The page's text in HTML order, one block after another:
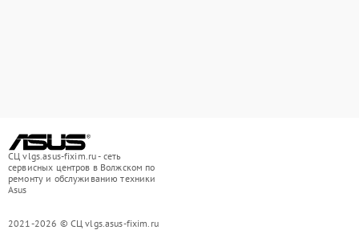
СЦ vlgs.asus-fixim.ru - сеть
сервисных центров в Волжском по
ремонту и обслуживанию техники
Asus
2021-2026 © СЦ vlgs.asus-fixim.ru